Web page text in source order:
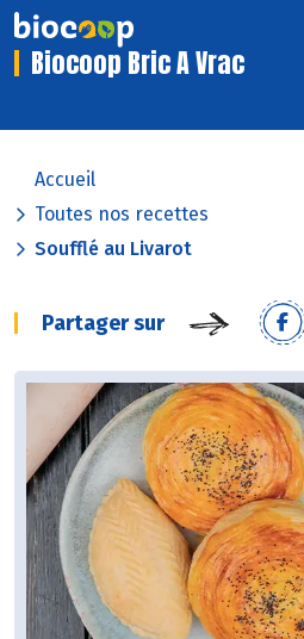
Biocoop Bric A Vrac
Accueil
Toutes nos recettes
Soufflé au Livarot
Partager sur